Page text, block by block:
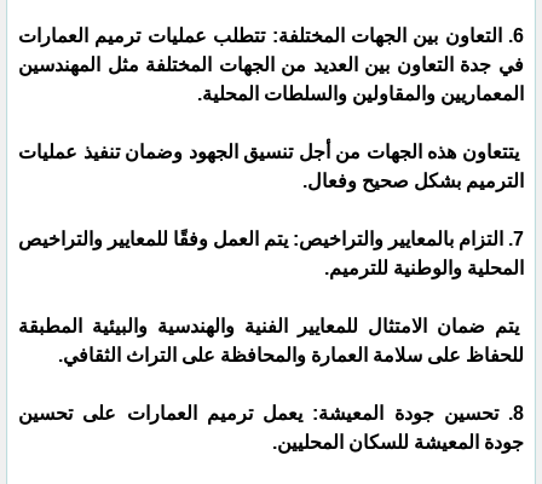
6. التعاون بين الجهات المختلفة: تتطلب عمليات ترميم العمارات
في جدة التعاون بين العديد من الجهات المختلفة مثل المهندسين
المعماريين والمقاولين والسلطات المحلية.
يتتعاون هذه الجهات من أجل تنسيق الجهود وضمان تنفيذ عمليات
الترميم بشكل صحيح وفعال.
7. التزام بالمعايير والتراخيص: يتم العمل وفقًا للمعايير والتراخيص
المحلية والوطنية للترميم.
يتم ضمان الامتثال للمعايير الفنية والهندسية والبيئية المطبقة
للحفاظ على سلامة العمارة والمحافظة على التراث الثقافي.
8. تحسين جودة المعيشة: يعمل ترميم العمارات على تحسين
جودة المعيشة للسكان المحليين.